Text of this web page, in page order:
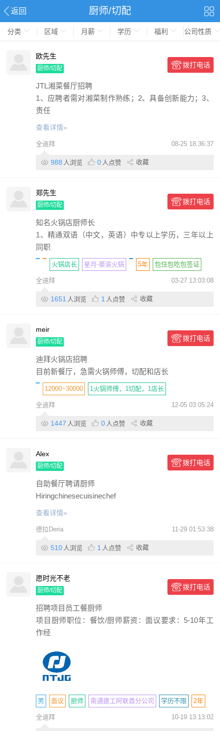
返回 厨师/切配
分类 区域 月薪 学历 福利 公司性质
欧先生
厨师/切配 拨打电话
JTL湘菜餐厅招聘
1、应聘者需对湘菜制作熟练；2、具备创新能力；3、
责任
查看详情»
全迪拜 08-25 18:36:37
988 人浏览 0 人点赞 收藏
郑先生
厨师/切配 拨打电话
知名火锅店厨师长
1、精通双语（中文，英语）中专以上学历，三年以上
同职
火锅店长 星月-豪渝火锅 5年 包住包吃包签证
股份制
全迪拜 03-27 13:03:08
1651 人浏览 1 人点赞 收藏
meir
厨师/切配 拨打电话
迪拜火锅店招聘
目前新餐厅，急需火锅师傅，切配和店长
12000~30000 1火锅师傅，1切配，1店长
haidilao hotpot 包机票 个人
全迪拜 12-05 03:05:24
1447 人浏览 0 人点赞 收藏
Alex
厨师/切配 拨打电话
自助餐厅聘请厨师
Hiringchinesecuisinechef
查看详情»
德拉Deria 11-29 01:53:38
510 人浏览 1 人点赞 收藏
愿时光不老
厨师/切配 拨打电话
招聘项目员工餐厨师
项目厨师职位：餐饮/厨师薪资：面议要求：5-10年工
作经
男 面议 厨师 南通建工阿联酋分公司 学历不限 2年
包住包吃
全迪拜 10-19 13:13:02